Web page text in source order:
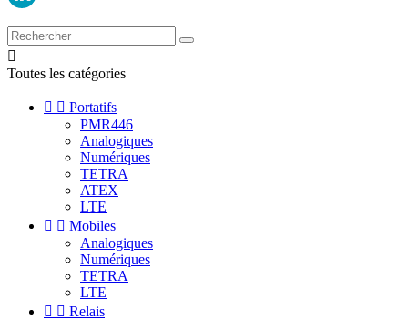

Toutes les catégories
  Portatifs
PMR446
Analogiques
Numériques
TETRA
ATEX
LTE
  Mobiles
Analogiques
Numériques
TETRA
LTE
  Relais